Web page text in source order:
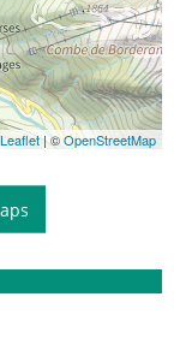
Leaflet|©OpenStreetMap